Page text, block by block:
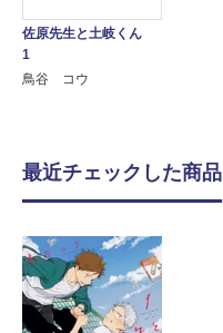
佐原先生と土岐くん
1
鳥谷 コウ
最近チェックした商品